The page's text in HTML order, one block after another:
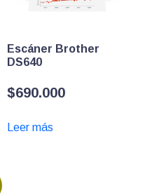
Escáner Brother
DS640
$690.000
Leer más